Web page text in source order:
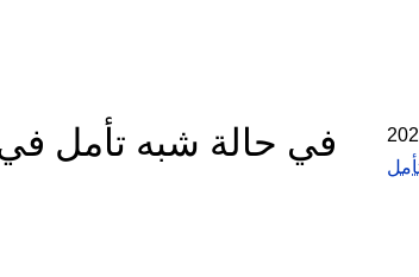
في حالة شبه تأمل في